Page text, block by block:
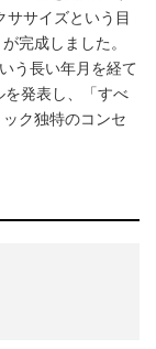
サイズという目
完成しました。
う長い年月を経て
発表し、「すべ
ク独特のコンセ